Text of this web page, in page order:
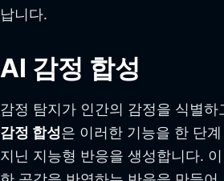
납니다.
AI 감정 합성
감정 탐지가 인간의 감정을 식별하
감정 합성은 이러한 기능을 한 단
지닌 지능형 반응을 생성합니다.